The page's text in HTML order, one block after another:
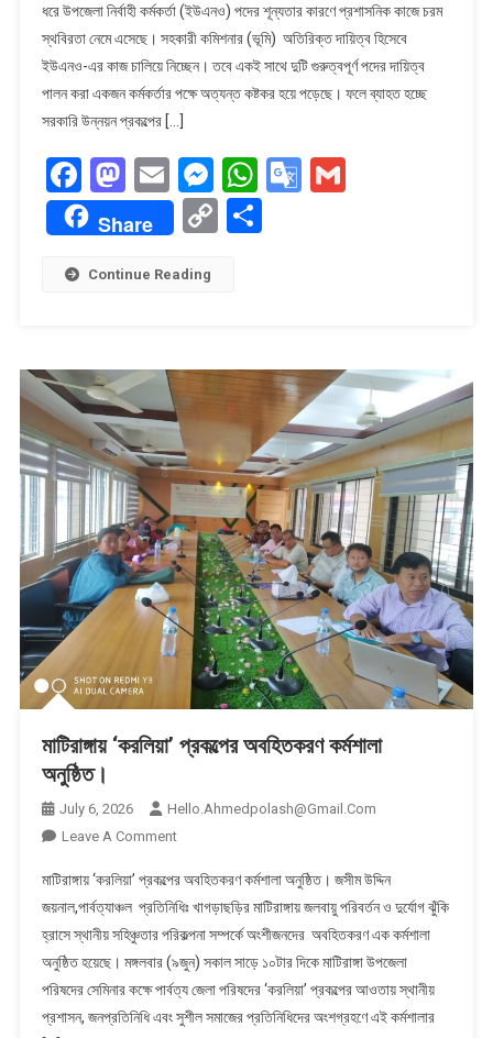
নেই
ইউএনও:
অতিরিক্ত
দায়িত্বে
এসিল্যান্ড
চরম
ভোগান্তিতে
নাগরিকরা।
ধরে উপজেলা নির্বাহী কর্মকর্তা (ইউএনও) পদের শূন্যতার কারণে প্রশাসনিক কাজে চরম
স্থবিরতা নেমে এসেছে। সহকারী কমিশনার (ভূমি) অতিরিক্ত দায়িত্ব হিসেবে
ইউএনও-এর কাজ চালিয়ে নিচ্ছেন। তবে একই সাথে দুটি গুরুত্বপূর্ণ পদের দায়িত্ব
পালন করা একজন কর্মকর্তার পক্ষে অত্যন্ত কষ্টকর হয়ে পড়েছে। ফলে ব্যাহত হচ্ছে
সরকারি উন্নয়ন প্রকল্পের […]
Facebook
Mastodon
EmailMessenger
WhatsApp
Google
Gmail
Share
CopyShare
Continue Reading
মাটিরাঙ্গায় ‘করলিয়া’ প্রকল্পের অবহিতকরণ কর্মশালা
অনুষ্ঠিত।
July 6, 2026
Hello.ahmedpolash@gmail.com
Leave A CommentOn
‘করলিয়া’
প্রকল্পের
অবহিতকরণ
কর্মশালা
অনুষ্ঠিত।
মাটিরাঙ্গায় ‘করলিয়া’ প্রকল্পের অবহিতকরণ কর্মশালা অনুষ্ঠিত। ​জসীম উদ্দিন
জয়নাল,পার্বত্যাঞ্চল প্রতিনিধিঃ খাগড়াছড়ির মাটিরাঙ্গায় জলবায়ু পরিবর্তন ও দুর্যোগ ঝুঁকি
হ্রাসে স্থানীয় সহিঞ্চুতার পরিকল্পনা সম্পর্কে অংশীজনদের অবহিতকরণ এক কর্মশালা
অনুষ্ঠিত হয়েছে। মঙ্গলবার (৯জুন) সকাল সাড়ে ১০টার দিকে মাটিরাঙ্গা উপজেলা
পরিষদের সেমিনার কক্ষে পার্বত্য জেলা পরিষদের ‘করলিয়া’ প্রকল্পের আওতায় স্থানীয়
প্রশাসন, জনপ্রতিনিধি এবং সুশীল সমাজের প্রতিনিধিদের অংশগ্রহণে এই কর্মশালার